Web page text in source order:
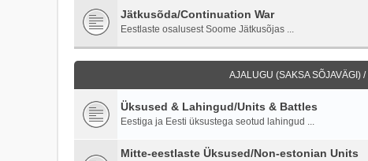
Jätkusõda/Continuation War
Eestlaste osalusest Soome Jätkusõjas ...
AJALUGU (SAKSA SÕJAVÄGI)
Üksused & Lahingud/Units & Battles
Eestiga ja Eesti üksustega seotud lahingud ...
Mitte-eestlaste Üksused/Non-estonian Units